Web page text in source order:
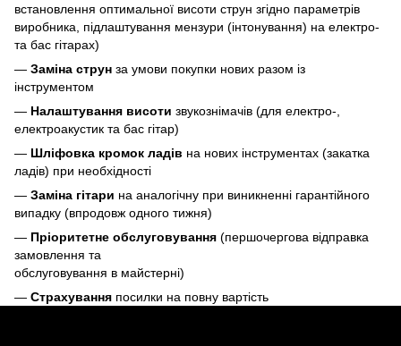
встановлення оптимальної висоти струн згідно параметрів
виробника, підлаштування мензури (інтонування) на електро-
та бас гітарах)
— Заміна струн за умови покупки нових разом із
інструментом
— Налаштування висоти звукознімачів (для електро-,
електроакустик та бас гітар)
— Шліфовка кромок ладів на нових інструментах (закатка
ладів) при необхідності
— Заміна гітари на аналогічну при виникненні гарантійного
випадку (впродовж одного тижня)
— Пріоритетне обслуговування (першочергова відправка
замовлення та
обслуговування в майстерні)
— Страхування посилки на повну вартість